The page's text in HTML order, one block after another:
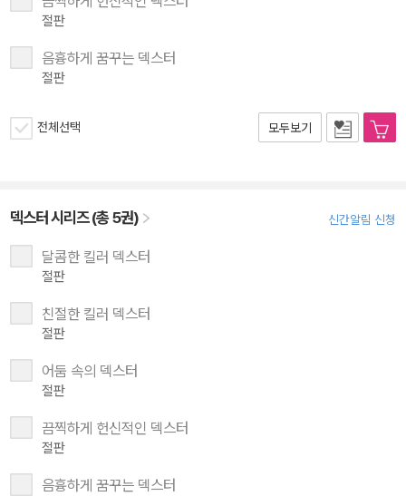
절판
음흉하게 꿈꾸는 덱스터
절판
전체선택 모두보기
덱스터 시리즈 (총 5권) 신간알림 신청
달콤한 킬러 덱스터
절판
친절한 킬러 덱스터
절판
어둠 속의 덱스터
절판
끔찍하게 헌신적인 덱스터
절판
음흉하게 꿈꾸는 덱스터